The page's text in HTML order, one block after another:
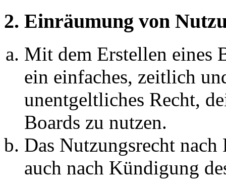
2. Einräumung von
Mit dem Erstellen eines
ein einfaches, zeitlich
unentgeltliches Recht,
Boards zu nutzen.
Das Nutzungsrecht
auch nach Kündigung